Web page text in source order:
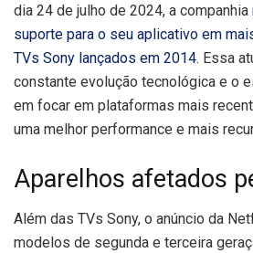
dia 24 de julho de 2024, a companhia
suporte para o seu aplicativo em
TVs Sony lançados em 2014. Essa
constante evolução tecnológica e o
em focar em plataformas mais
uma melhor performance e mais
Aparelhos afetados
Além das TVs Sony, o anúncio da
modelos de segunda e terceira